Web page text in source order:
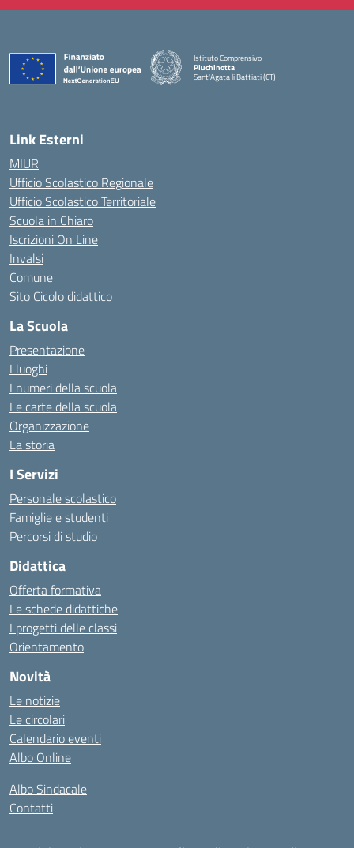
Istituto Comprensivo
Pluchinotta
Sant'Agata li Battiati (CT)
— Visita la pagina iniziale della scuola
Link Esterni
MIUR
Ufficio Scolastico Regionale
Ufficio Scolastico Territoriale
Scuola in Chiaro
Iscrizioni On Line
Invalsi
Comune
Sito Cicolo didattico
La Scuola
Presentazione
I luoghi
I numeri della scuola
Le carte della scuola
Organizzazione
La storia
I Servizi
Personale scolastico
Famiglie e studenti
Percorsi di studio
Didattica
Offerta formativa
Le schede didattiche
I progetti delle classi
Orientamento
Novità
Le notizie
Le circolari
Calendario eventi
Albo Online
Albo Sindacale
Contatti